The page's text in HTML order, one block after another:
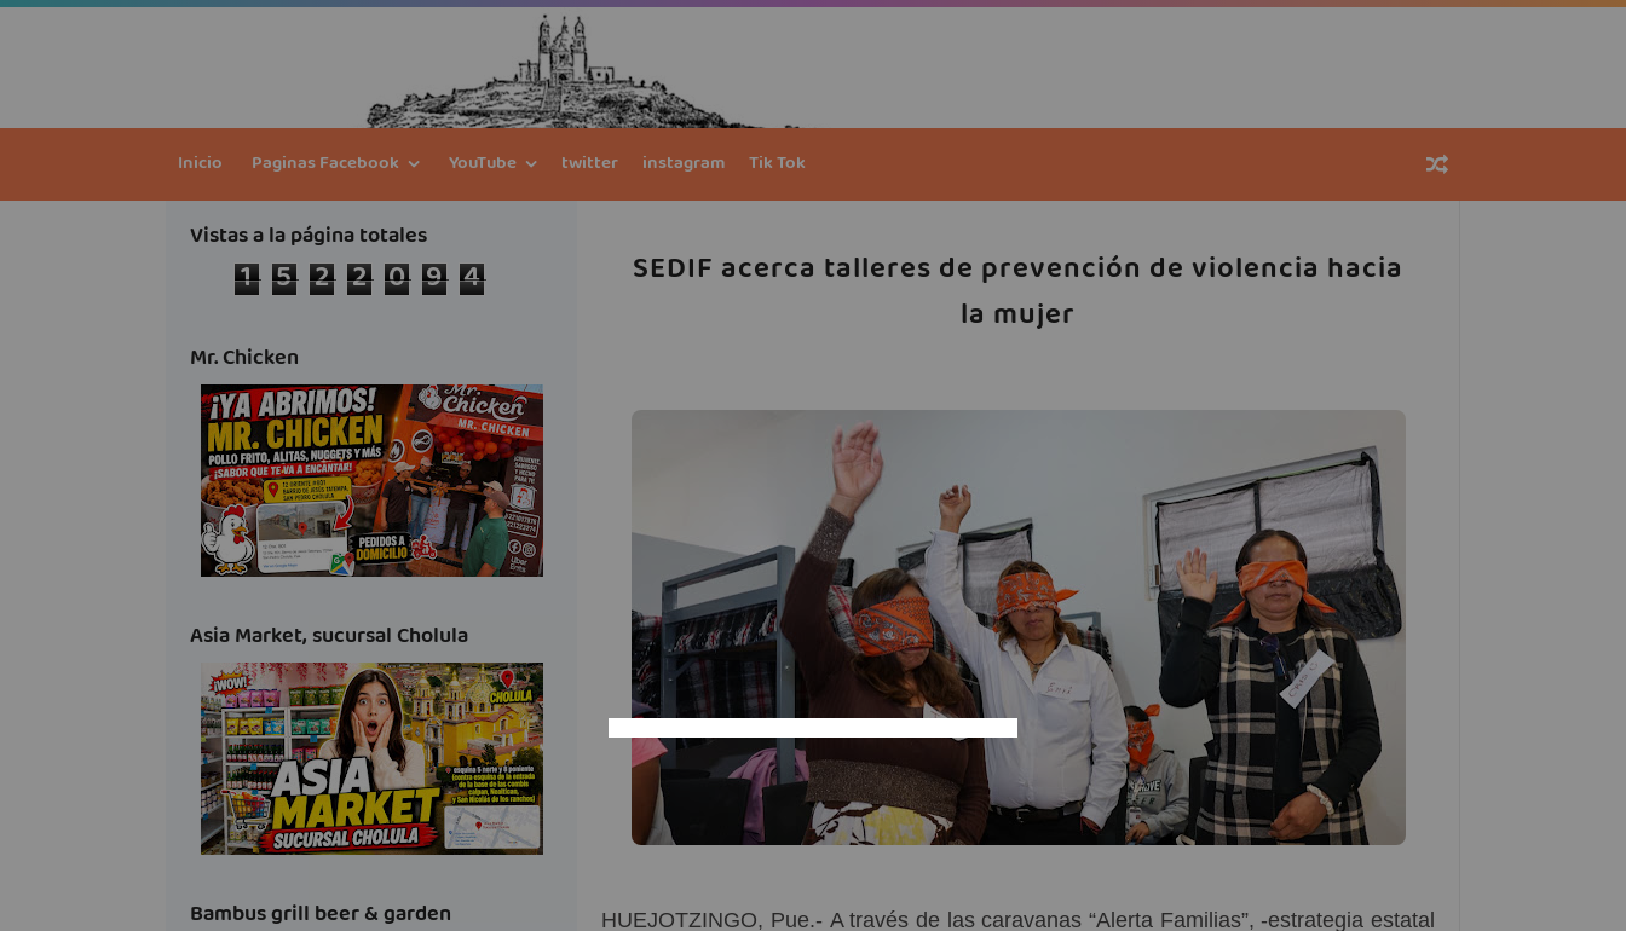
Inicio Paginas Facebook YouTube twitter instagram Tik Tok
SEDIF acerca talleres de prevención de violencia hacia
la mujer
HUEJOTZINGO, Pue.- A través de las caravanas “Alerta Familias”, -estrategia estatal
Vistas a la página totales
1 5 2 2 0 9 4
Mr. Chicken
Asia Market, sucursal Cholula
Bambus grill beer & garden